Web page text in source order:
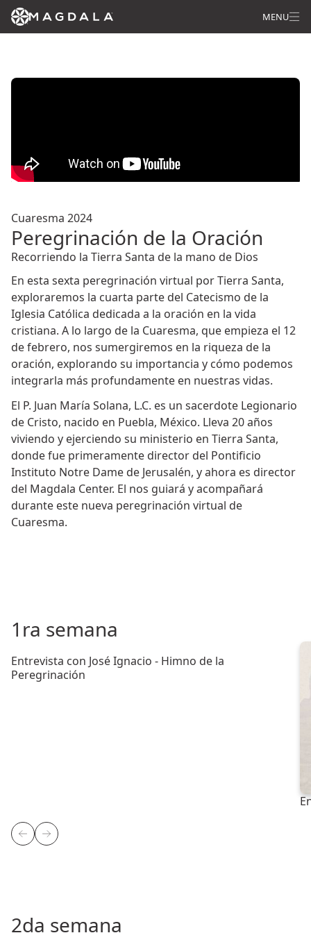
MENU
Cuaresma 2024
Peregrinación de la Oración
Recorriendo la Tierra Santa de la mano de Dios
En esta sexta peregrinación virtual por Tierra Santa,
exploraremos la cuarta parte del Catecismo de la
Iglesia Católica dedicada a la oración en la vida
cristiana. A lo largo de la Cuaresma, que empieza el 12
de febrero, nos sumergiremos en la riqueza de la
oración, explorando su importancia y cómo podemos
integrarla más profundamente en nuestras vidas.
El P. Juan María Solana, L.C. es un sacerdote Legionario
de Cristo, nacido en Puebla, México. Lleva 20 años
viviendo y ejerciendo su ministerio en Tierra Santa,
donde fue primeramente director del Pontificio
Instituto Notre Dame de Jerusalén, y ahora es director
del Magdala Center. El nos guiará y acompañará
durante este nueva peregrinación virtual de
Cuaresma.
1ra semana
Entrevista con José Ignacio - Himno de la
Peregrinación
2da semana